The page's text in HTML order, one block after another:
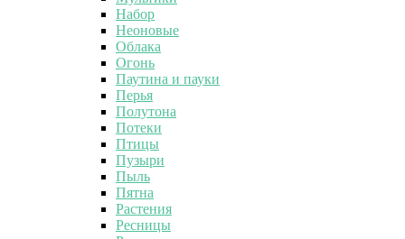
Набор
Неоновые
Облака
Огонь
Паутина и пауки
Перья
Полутона
Потеки
Птицы
Пузыри
Пыль
Пятна
Растения
Ресницы